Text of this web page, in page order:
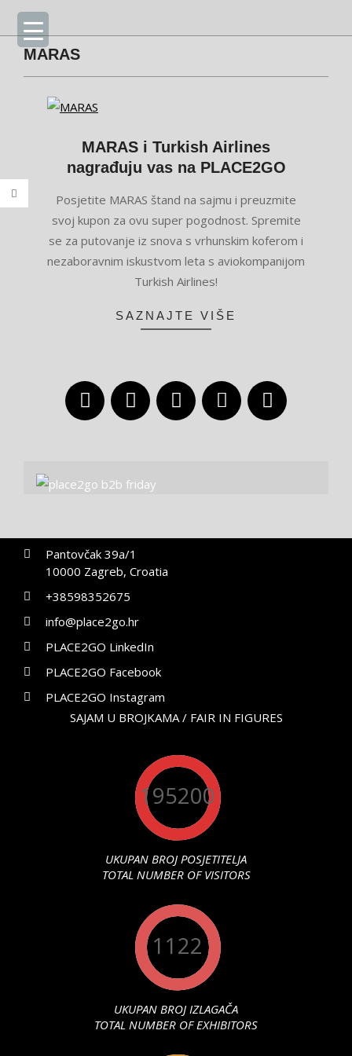
Skip
content
Primary
Navigation
MenuMARAS
MARAS i Turkish Airlines
nagrađuju vas na PLACE2GO
01-
19
Posjetite MARAS štand na sajmu i preuzmite
svoj kupon za ovu super pogodnost. Spremite
se za putovanje iz snova s vrhunskim koferom i
nezaboravnim iskustvom leta s aviokompanijom
Turkish Airlines!
SAZNAJTE VIŠE
Pantovčak 39a/1
10000 Zagreb, Croatia
+38598352675
info@place2go.hr
PLACE2GO LinkedIn
PLACE2GO Facebook
PLACE2GO Instagram
SAJAM U BROJKAMA / FAIR IN FIGURES
195200
UKUPAN BROJ POSJETITELJA
TOTAL NUMBER OF VISITORS
1122
UKUPAN BROJ IZLAGAČA
TOTAL NUMBER OF EXHIBITORS